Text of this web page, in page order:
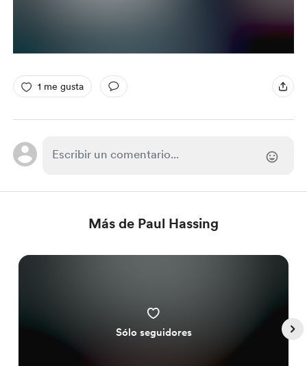
1 me gusta
Más de Paul Hassing
Sólo seguidores